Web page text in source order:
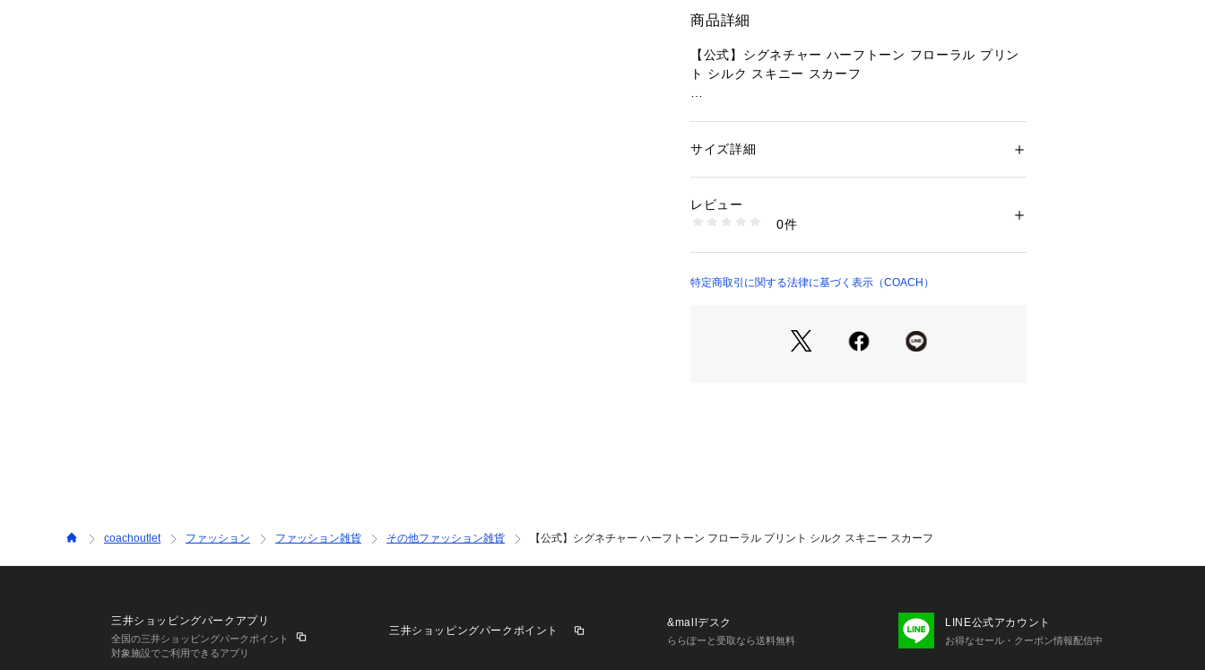
商品詳細
【公式】シグネチャー ハーフトーン フローラル プリン
ト シルク スキニー スカーフ
・ 127cm x 5cm
※カラー名は管理用の表記であり、タグの表記と異なっ
す。
イフスタイルブランドです。ジェンダーレスに使えるデ
ザインも豊富に揃えており、バッグ、財布、革小物、シ
性別：レディース
1099000001387
サイズ詳細
レビュー
0件
特定商取引に関する法律に基づく表示（COACH）
coachoutlet ファッション ファッション雑貨 その他ファッション雑貨 【公式】シグネチャー ハーフトーン フローラル プリント シルク スキニー スカーフ
三井ショッピングパークアプリ
全国の三井ショッピングパークポイント
対象施設でご利用できるアプリ
三井ショッピングパークポイント
&mallデスク
ららぽーと受取なら送料無料
LINE公式アカウント
お得なセール・クーポン情報配信中